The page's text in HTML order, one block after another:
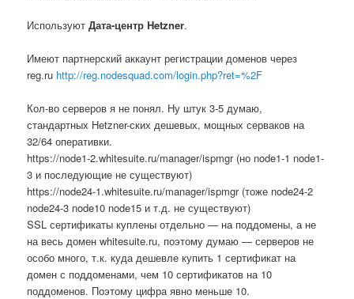
ИспользуютДата-центр Hetzner.
Имеют партнерский аккаунт регистрации доменов через
reg.ru http://reg.nodesquad.com/login.php?ret=%2F
Кол-во серверов я не понял. Ну штук 3-5 думаю,
стандартных Hetzner-ских дешевых, мощных серваков на
32/64 оперативки.
https://node1-2.whitesuite.ru/manager/ispmgr (но node1-1 node1-
3 и последующие не существуют)
https://node24-1.whitesuite.ru/manager/ispmgr (тоже node24-2
node24-3 node10 node15 и т.д. не существуют)
SSL сертификаты куплены отдельно — на поддомены, а не
на весь домен whitesuite.ru, поэтому думаю — серверов не
особо много, т.к. куда дешевле купить 1 сертификат на
домен с поддоменами, чем 10 сертификатов на 10
поддоменов. Поэтому цифра явно меньше 10.